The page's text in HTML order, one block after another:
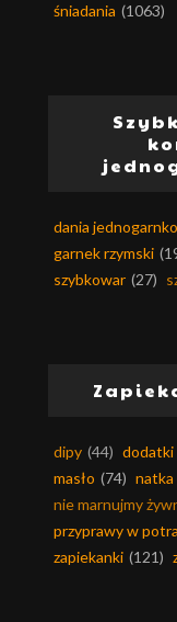
śniadania (1063)
dania
garnek rzymski
szybkowar (27)
dipy (44) dodatki
masło (74)
nie marnujmy
przyprawy w
zapiekanki (121)